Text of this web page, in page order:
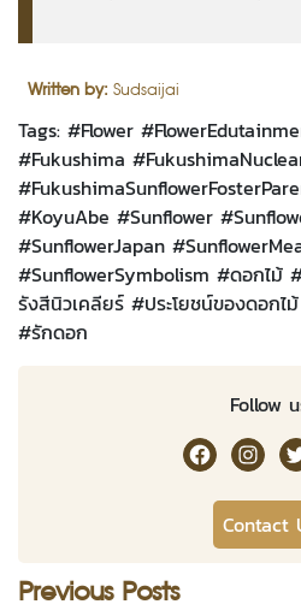
Written by: Sudsaijai
Tags: #Flower #
#Fukushima #
#
#KoyuAbe #Sunflower #
#SunflowerJapan #
#SunflowerSymbolism #ดอกไม้
รังสีนิวเคลียร์ #ประโยชน์ของดอกไม้
#รักดอก
Follow
RakDok
Contact
Previous Posts